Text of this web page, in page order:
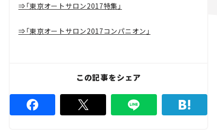
⇒「東京オートサロン2017特集」
⇒「東京オートサロン2017コンパニオン」
この記事をシェア